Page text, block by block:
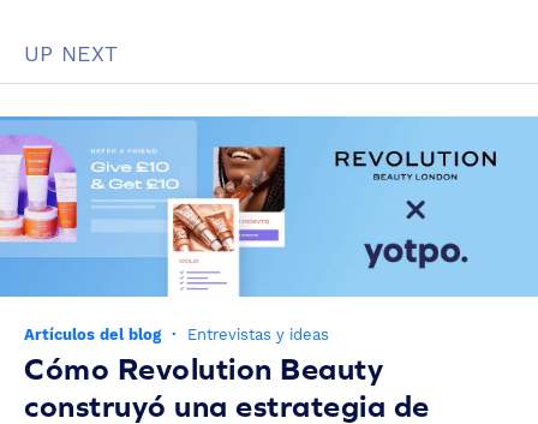
UP NEXT
Artículos del blog · Entrevistas y ideas
Cómo Revolution Beauty
construyó una estrategia de